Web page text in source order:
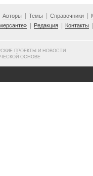
Авторы Темы Справочники
Редакция Контакты
ПРОЕКТЫ И НОВОСТИ
ОСНОВЕ